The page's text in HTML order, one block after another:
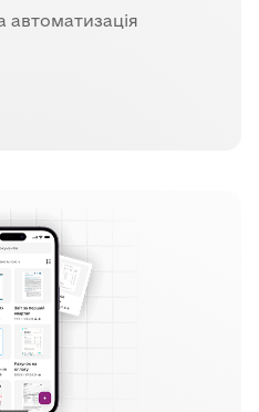
автоматизація